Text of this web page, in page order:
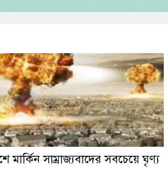
মার্কিন সাম্রাজ্যবাদের সবচেয়ে ঘৃণ্য